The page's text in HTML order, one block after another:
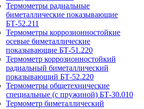
Термометры радиальные
биметаллические показывающие
БТ-52.211
Термометры коррозионностойкие
осевые биметаллические
показывающие БТ-51.220
Термометр коррозионностойкий
радиальный биметаллический
показывающий БТ-52.220
Термометры общетехнические
специальные (с пружиной) БТ-30.010
Термометр биметаллический